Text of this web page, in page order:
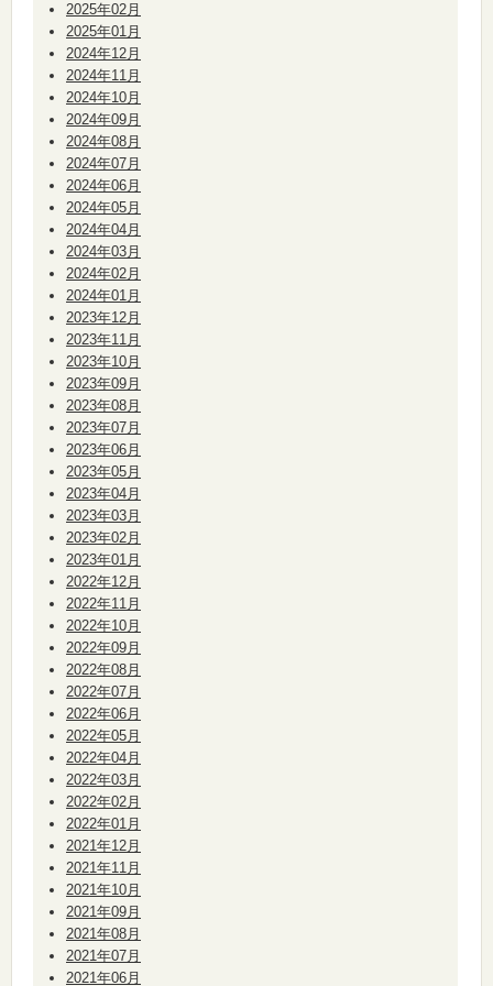
2025年02月
2025年01月
2024年12月
2024年11月
2024年10月
2024年09月
2024年08月
2024年07月
2024年06月
2024年05月
2024年04月
2024年03月
2024年02月
2024年01月
2023年12月
2023年11月
2023年10月
2023年09月
2023年08月
2023年07月
2023年06月
2023年05月
2023年04月
2023年03月
2023年02月
2023年01月
2022年12月
2022年11月
2022年10月
2022年09月
2022年08月
2022年07月
2022年06月
2022年05月
2022年04月
2022年03月
2022年02月
2022年01月
2021年12月
2021年11月
2021年10月
2021年09月
2021年08月
2021年07月
2021年06月